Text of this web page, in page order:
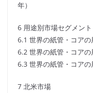
年）
6 用途別市場セグメント
6.1 世界の紙管・コアの
6.2 世界の紙管・コアの
6.3 世界の紙管・コアの
7 北米市場